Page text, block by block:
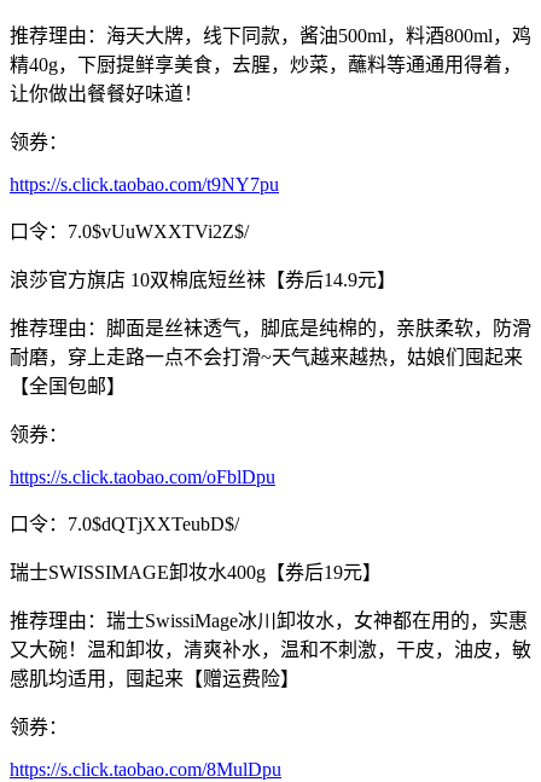
推荐理由：海天大牌，线下同款，酱油500ml，料酒800ml，鸡
精40g，下厨提鲜享美食，去腥，炒菜，蘸料等通通用得着，
让你做出餐餐好味道！
领券：
https://s.click.taobao.com/t9NY7pu
口令：7.0$vUuWXXTVi2Z$/
浪莎官方旗店 10双棉底短丝袜【券后14.9元】
推荐理由：脚面是丝袜透气，脚底是纯棉的，亲肤柔软，防滑
耐磨，穿上走路一点不会打滑~天气越来越热，姑娘们囤起来
【全国包邮】
领券：
https://s.click.taobao.com/oFblDpu
口令：7.0$dQTjXXTeubD$/
瑞士SWISSIMAGE卸妆水400g【券后19元】
推荐理由：瑞士SwissiMage冰川卸妆水，女神都在用的，实惠
又大碗！温和卸妆，清爽补水，温和不刺激，干皮，油皮，敏
感肌均适用，囤起来【赠运费险】
领券：
https://s.click.taobao.com/8MulDpu